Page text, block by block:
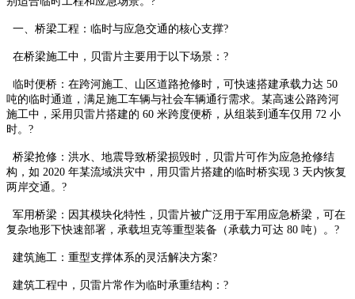
一、桥梁工程：临时与应急交通的核心支撑?
在桥梁施工中，贝雷片主要用于以下场景：?
临时便桥：在跨河施工、山区道路抢修时，可快速搭建承载力达 50
吨的临时通道，满足施工车辆与社会车辆通行需求。某高速公路跨河
施工中，采用贝雷片搭建的 60 米跨度便桥，从组装到通车仅用 72 小
时。?
桥梁抢修：洪水、地震导致桥梁损毁时，贝雷片可作为应急抢修结
构，如 2020 年某流域洪灾中，用贝雷片搭建的临时桥实现 3 天内恢复
两岸交通。?
军用桥梁：因其模块化特性，贝雷片被广泛用于军用应急桥梁，可在
复杂地形下快速部署，承载坦克等重型装备（承载力可达 80 吨）。?
建筑施工：重型支撑体系的灵活解决方案?
建筑工程中，贝雷片常作为临时承重结构：?